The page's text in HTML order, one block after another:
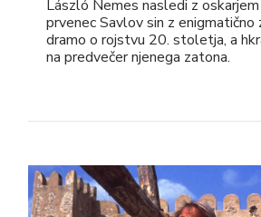
László Nemes nasledi z oskarjem
prvenec Savlov sin z enigmatično
dramo o rojstvu 20. stoletja, a
na predvečer njenega zatona.